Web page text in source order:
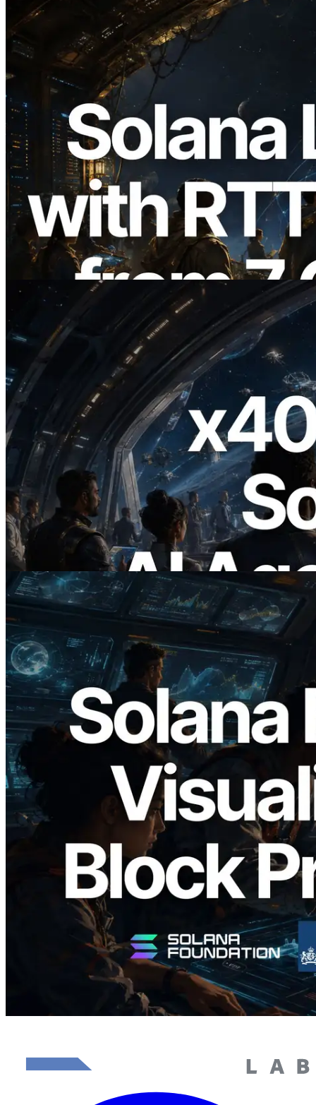
2026.08.05
ERPC expande a Solana Leader Slot API
com medição de ping a partir de 7 regiões
globais — Validators Information API
também lançada
2026.07.04
ERPC lança Solana RPC com suporte a
x402 — A era em que agentes de IA
pagam sob demanda pelas APIs de que
precisam
Ler este artigo
2026.05.24
Validators Solutions lança Solana Block
Analyzer — Visualizando o tempo de
produção de bloco por slot e o validador
responsável